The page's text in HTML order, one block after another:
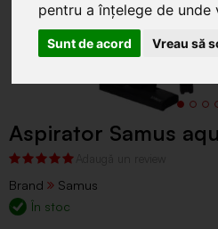
pentru a înțelege de
Sunt de acord Vreau să
Aspirator Samus
Brand
Samus
În stoc